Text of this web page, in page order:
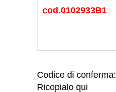
Codice di conferma:
Ricopialo qui